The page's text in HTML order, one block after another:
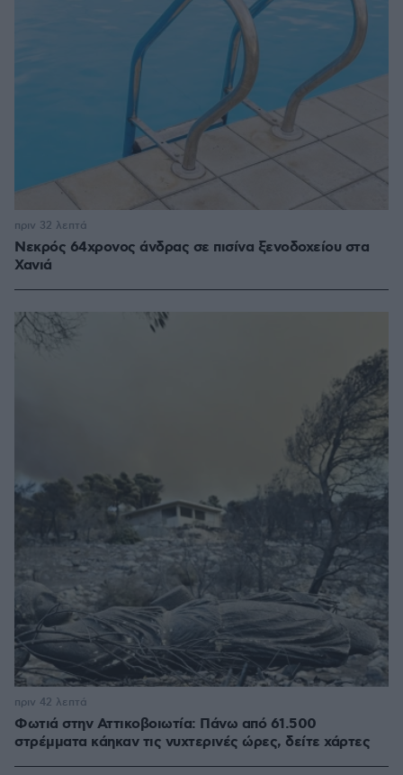
Νεκρός 64χρονος άνδρας σε πισίνα ξενοδοχείου στα
Χανιά
πριν 32 λεπτά
Φωτιά στην Αττικοβοιωτία: Πάνω από 61.500
στρέμματα κάηκαν τις νυχτερινές ώρες, δείτε χάρτες
πριν 42 λεπτά